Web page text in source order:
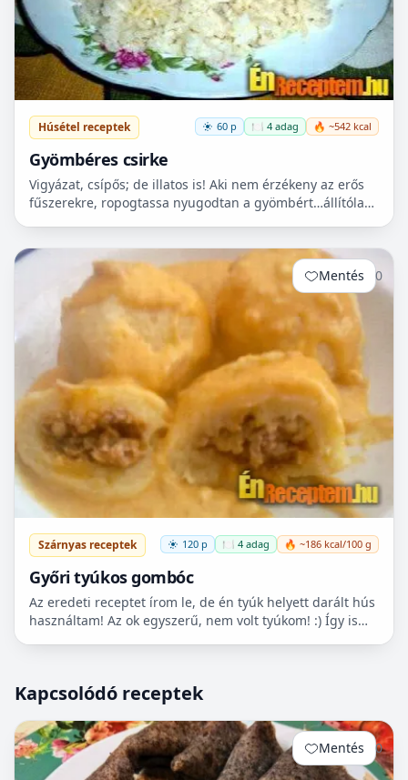
Húsétel receptek 60 p 🍽️ 4 adag 🔥 ~542 kcal
Gyömbéres csirke
Vigyázat, csípős; de illatos is! Aki nem érzékeny az erős
fűszerekre, ropogtassa nyugodtan a gyömbért…állítólag
Mentés 0
Szárnyas receptek 120 p 🍽️ 4 adag 🔥 ~186 kcal/100 g
Győri tyúkos gombóc
Az eredeti receptet írom le, de én tyúk helyett darált hús
használtam! Az ok egyszerű, nem volt tyúkom! :) Így is
Kapcsolódó receptek
Mentés 0